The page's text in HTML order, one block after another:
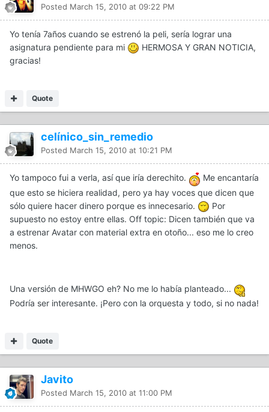
Posted March 15, 2010 at 09:22 PM
Yo tenía 7años cuando se estrenó la peli, sería lograr una
asignatura pendiente para mi
HERMOSA Y GRAN NOTICIA,
gracias!
Quote
celínico_sin_remedio
Posted March 15, 2010 at 10:21 PM
Yo tampoco fui a verla, así que iría derechito.
Me encantaría
que esto se hiciera realidad, pero ya hay voces que dicen que
sólo quiere hacer dinero porque es innecesario.
Por
supuesto no estoy entre ellas. Off topic: Dicen también que va
a estrenar Avatar con material extra en otoño... eso me lo creo
menos.
Una versión de MHWGO eh? No me lo había planteado...
Podría ser interesante. ¡Pero con la orquesta y todo, si no nada!
Quote
Javito
Posted March 15, 2010 at 11:00 PM